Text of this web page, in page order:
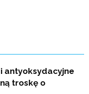
antyoksydacyjne
troskę o